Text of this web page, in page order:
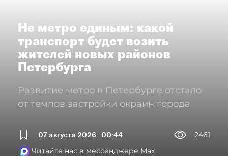
Не метро единым: какой
транспорт будет возить
жителей новых районов
Петербурга
Развитие метро в Петербурге отстало
от темпов застройки окраин города
07 августа 2026 00:44
2461
Читайте нас в мессенджере Max